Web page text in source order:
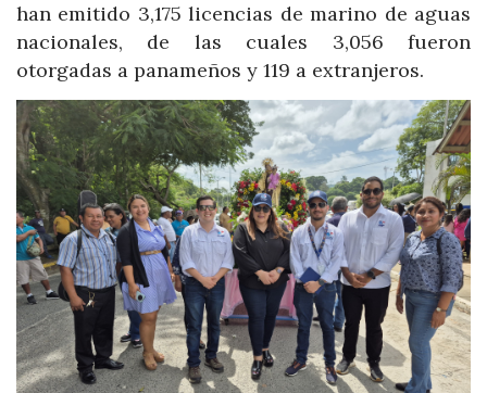
han emitido 3,175 licencias de marino de aguas
nacionales, de las cuales 3,056 fueron
otorgadas a panameños y 119 a extranjeros.